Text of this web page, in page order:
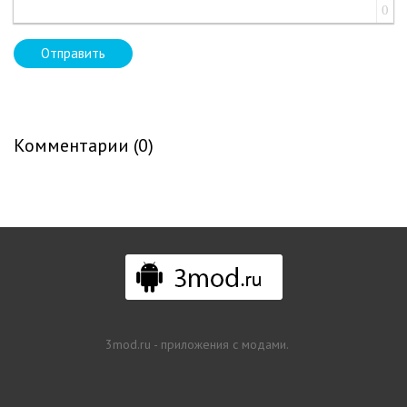
0
Отправить
Комментарии (0)
3mod.ru - приложения с модами.